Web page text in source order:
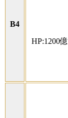
B4
HP:1200億